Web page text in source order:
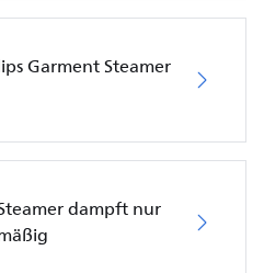
Garment Steamer
dampft nur